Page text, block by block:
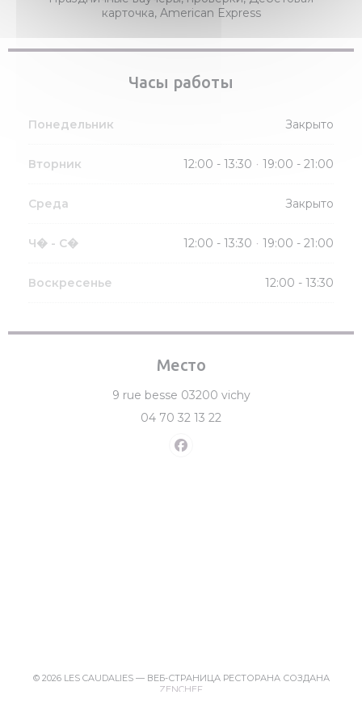
карточка, American Express
Часы работы
Понедельник Закрыто
Вторник 12:00 - 13:30 • 19:00 - 21:00
Среда Закрыто
Ч� - С� 12:00 - 13:30 • 19:00 - 21:00
Воскресенье 12:00 - 13:30
Место
9 rue besse 03200 vichy((открывается в
04 70 32 13 22
Facebook ((открывается в
© 2026 LES CAUDALIES — ВЕБ-СТРАНИЦА РЕСТОРАНА СОЗДАНА
ZENCHEF